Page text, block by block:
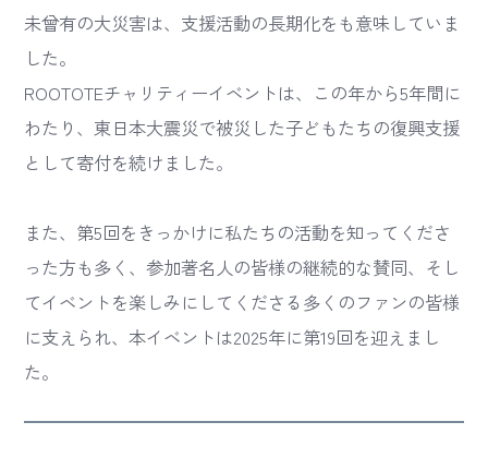
未曾有の大災害は、支援活動の長期化をも意味していま
した。
ROOTOTEチャリティーイベントは、この年から5年間に
わたり、東日本大震災で被災した子どもたちの復興支援
として寄付を続けました。
また、第5回をきっかけに私たちの活動を知ってくださ
った方も多く、参加著名人の皆様の継続的な賛同、そし
てイベントを楽しみにしてくださる多くのファンの皆様
に支えられ、本イベントは2025年に第19回を迎えまし
た。